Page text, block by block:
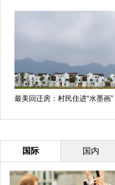
最美回迁房：村民住进“水墨画”
国际 国内